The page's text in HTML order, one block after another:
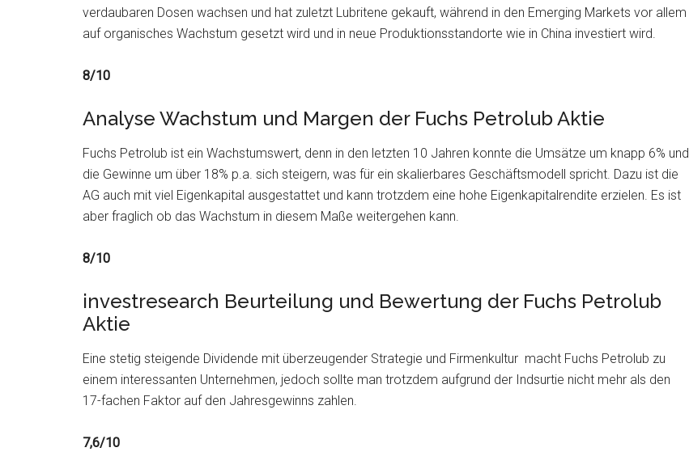
verdaubaren Dosen wachsen und hat zuletzt Lubritene gekauft, während in den Emerging Markets vor allem
auf organisches Wachstum gesetzt wird und in neue Produktionsstandorte wie in China investiert wird.
8/10
Analyse Wachstum und Margen der Fuchs Petrolub Aktie
Fuchs Petrolub ist ein Wachstumswert, denn in den letzten 10 Jahren konnte die Umsätze um knapp 6% und
die Gewinne um über 18% p.a. sich steigern, was für ein skalierbares Geschäftsmodell spricht. Dazu ist die
AG auch mit viel Eigenkapital ausgestattet und kann trotzdem eine hohe Eigenkapitalrendite erzielen. Es ist
aber fraglich ob das Wachstum in diesem Maße weitergehen kann.
8/10
investresearch Beurteilung und Bewertung der Fuchs Petrolub
Aktie
Eine stetig steigende Dividende mit überzeugender Strategie und Firmenkultur macht Fuchs Petrolub zu
einem interessanten Unternehmen, jedoch sollte man trotzdem aufgrund der Indsurtie nicht mehr als den
17-fachen Faktor auf den Jahresgewinns zahlen.
7,6/10